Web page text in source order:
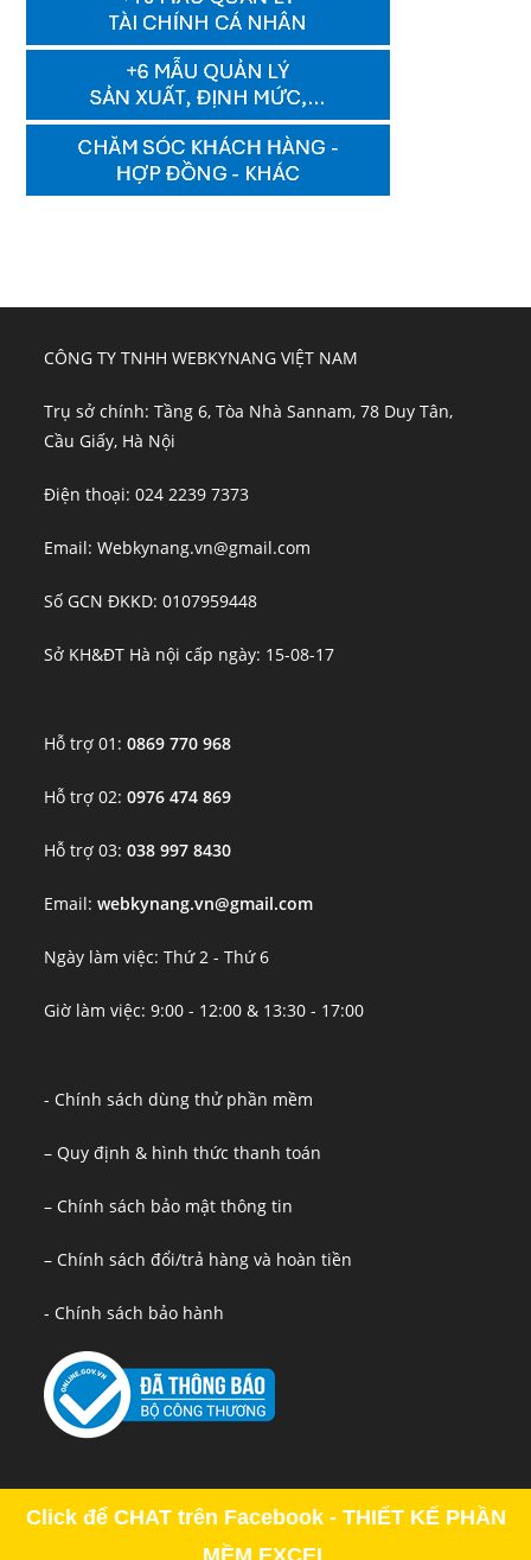
CÔNG TY TNHH WEBKYNANG VIỆT NAM
Trụ sở chính: Tầng 6, Tòa Nhà Sannam, 78 Duy Tân,
Cầu Giấy, Hà Nội
Điện thoại: 024 2239 7373
Email: Webkynang.vn@gmail.com
Số GCN ĐKKD: 0107959448
Sở KH&ĐT Hà nội cấp ngày: 15-08-17
Hỗ trợ 01:0869 770 968
Hỗ trợ 02:0976 474 869
Hỗ trợ 03:038 997 8430
Email:webkynang.vn@gmail.com
Ngày làm việc: Thứ 2 - Thứ 6
Giờ làm việc: 9:00 - 12:00 & 13:30 - 17:00
- Chính sách dùng thử phần mềm
– Quy định & hình thức thanh toán
– Chính sách bảo mật thông tin
– Chính sách đổi/trả hàng và hoàn tiền
- Chính sách bảo hành
Click để CHAT trên Facebook - THIẾT KẾ PHẦN
MỀM EXCEL